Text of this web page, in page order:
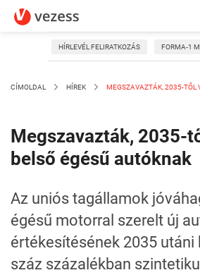
HÍRLEVÉL FELIRATKOZÁS FORMA-1
CÍMOLDAL HÍREK MEGSZAVAZTÁK, 2035-TŐL
Megszavazták, 2035-
belső égésű autóknak
Az uniós tagállamok
égésű motorral szerelt új
értékesítésének 2035 utáni
száz százalékban